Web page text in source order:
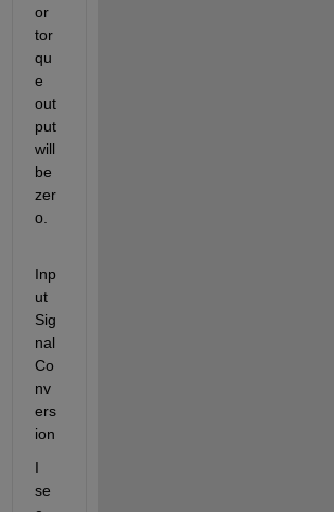
or
tor
qu
e
out
put
will
be
zer
o.
Inp
ut
Sig
nal
Co
nv
ers
ion
I
se